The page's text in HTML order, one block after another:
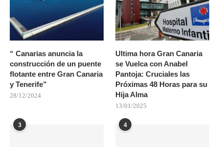
“ Canarias anuncia la
construcción de un puente
flotante entre Gran Canaria
y Tenerife”
28/12/2024
Ultima hora Gran Canaria
se Vuelca con Anabel
Pantoja: Cruciales las
Próximas 48 Horas para su
Hija Alma
13/01/2025
3 4